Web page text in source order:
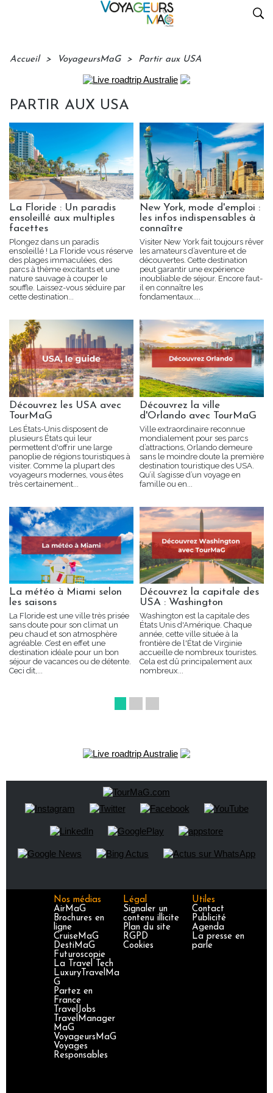
Accueil > VoyageursMaG > Partir aux USA
PARTIR AUX USA
La Floride : Un paradis
ensoleillé aux multiples
facettes
Plongez dans un paradis
ensoleillé ! La Floride vous réserve
des plages immaculées, des
parcs à thème excitants et une
nature sauvage à couper le
souffle. Laissez-vous séduire par
cette destination...
New York, mode d'emploi :
les infos indispensables à
connaître
Visiter New York fait toujours rêver
les amateurs d’aventure et de
découvertes. Cette destination
peut garantir une expérience
inoubliable de séjour. Encore faut-
il en connaître les
fondamentaux....
Découvrez les USA avec
TourMaG
Les États-Unis disposent de
plusieurs États qui leur
permettent d'offrir une large
panoplie de régions touristiques à
visiter. Comme la plupart des
voyageurs modernes, vous êtes
très certainement...
Découvrez la ville
d'Orlando avec TourMaG
Ville extraordinaire reconnue
mondialement pour ses parcs
d’attractions, Orlando demeure
sans le moindre doute la première
destination touristique des USA.
Qu’il s’agisse d’un voyage en
famille ou en...
La météo à Miami selon
les saisons
La Floride est une ville très prisée
sans doute pour son climat un
peu chaud et son atmosphère
agréable. C’est en effet une
destination idéale pour un bon
séjour de vacances ou de détente.
Ceci dit,...
Découvrez la capitale des
USA : Washington
Washington est la capitale des
États Unis d'Amérique. Chaque
année, cette ville située à la
frontière de l'État de Virginie
accueille de nombreux touristes.
Cela est dû principalement aux
nombreux...
Nos médias
AirMaG
Brochures en
ligne
CruiseMaG
DestiMaG
Futuroscopie
La Travel Tech
LuxuryTravelMa
G
Partez en
France
TravelJobs
TravelManager
MaG
VoyageursMaG
Voyages
Responsables
Légal
Signaler un
contenu illicite
Plan du site
RGPD
Cookies
Utiles
Contact
Publicité
Agenda
La presse en
parle